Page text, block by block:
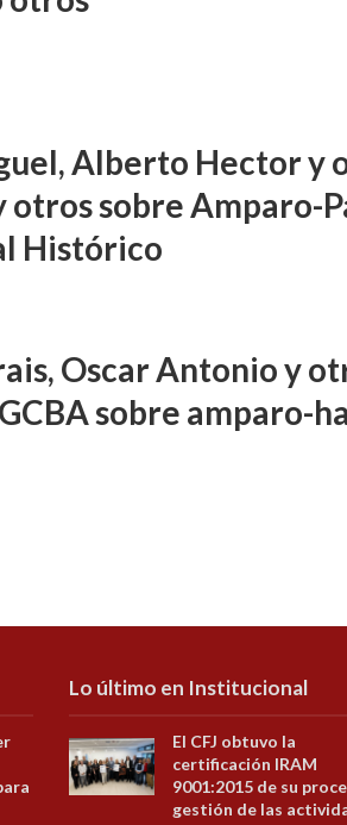
Alberto Hector y
otros sobre Amparo-
Histórico
Oscar Antonio y
sobre amparo-
Lo último en Institucional
El CFJ obtuvo la
certificación IRAM
9001:2015 de su
gestión de las